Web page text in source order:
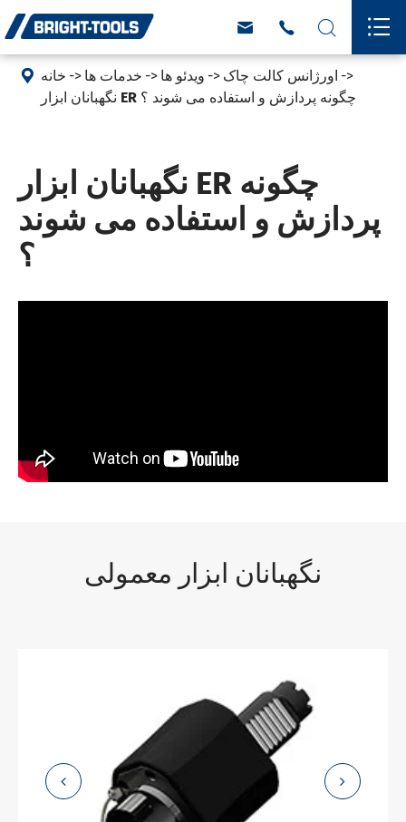
   
 خانه خدمات ها ویدئو ها
اورژانس کالت چاک
نگهبانان ابزار ER چگونه پردازش و استفاده می شوند ؟
نگهبانان ابزار ER چگونه
پردازش و استفاده می شوند
؟
نگهبانان ابزار معمولی